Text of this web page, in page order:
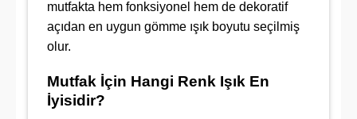
mutfakta hem fonksiyonel hem de dekoratif
açıdan en uygun gömme ışık boyutu seçilmiş
olur.
Mutfak İçin Hangi Renk Işık En
İyisidir?